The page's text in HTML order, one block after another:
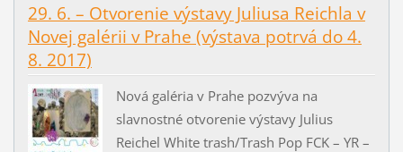
29. 6. – Otvorenie výstavy Juliusa Reichla v
Novej galérii v Prahe (výstava potrvá do 4.
8. 2017)
Nová galéria v Prahe pozvýva na
slavnostné otvorenie výstavy Julius
Reichel White trash/Trash Pop FCK – YR –